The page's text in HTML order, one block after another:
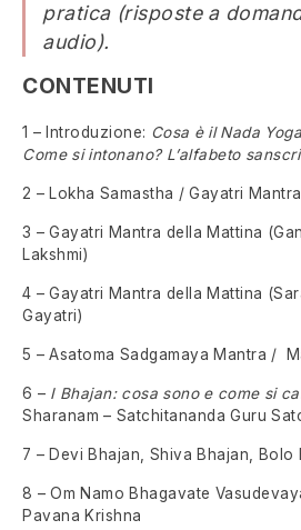
pratica (risposte a
audio).
CONTENUTI
1 – Introduzione: Cosa è il Nada
Come si intonano? L’alfabeto
2 – Lokha Samastha / Gayatri Mantra
3 – Gayatri Mantra della Mattina
Lakshmi)
4 – Gayatri Mantra della Mattina
Gayatri)
5 – Asatoma Sadgamaya Mantra /
6 – I Bhajan: cosa sono e come si
Sharanam – Satchitananda Guru
7 – Devi Bhajan, Shiva Bhajan, Bolo
8 – Om Namo Bhagavate
Pavana Krishna